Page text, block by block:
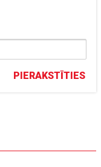
PIERAKSTĪTIES